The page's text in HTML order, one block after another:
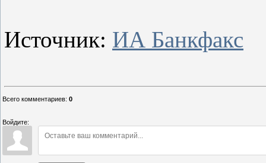
Источник: ИА Банкфакс
Всего комментариев: 0
Войдите: